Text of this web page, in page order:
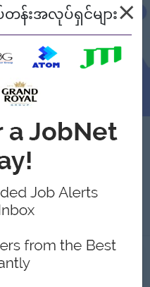
းအရာ
န်းအလုပ်ရှင်များ×